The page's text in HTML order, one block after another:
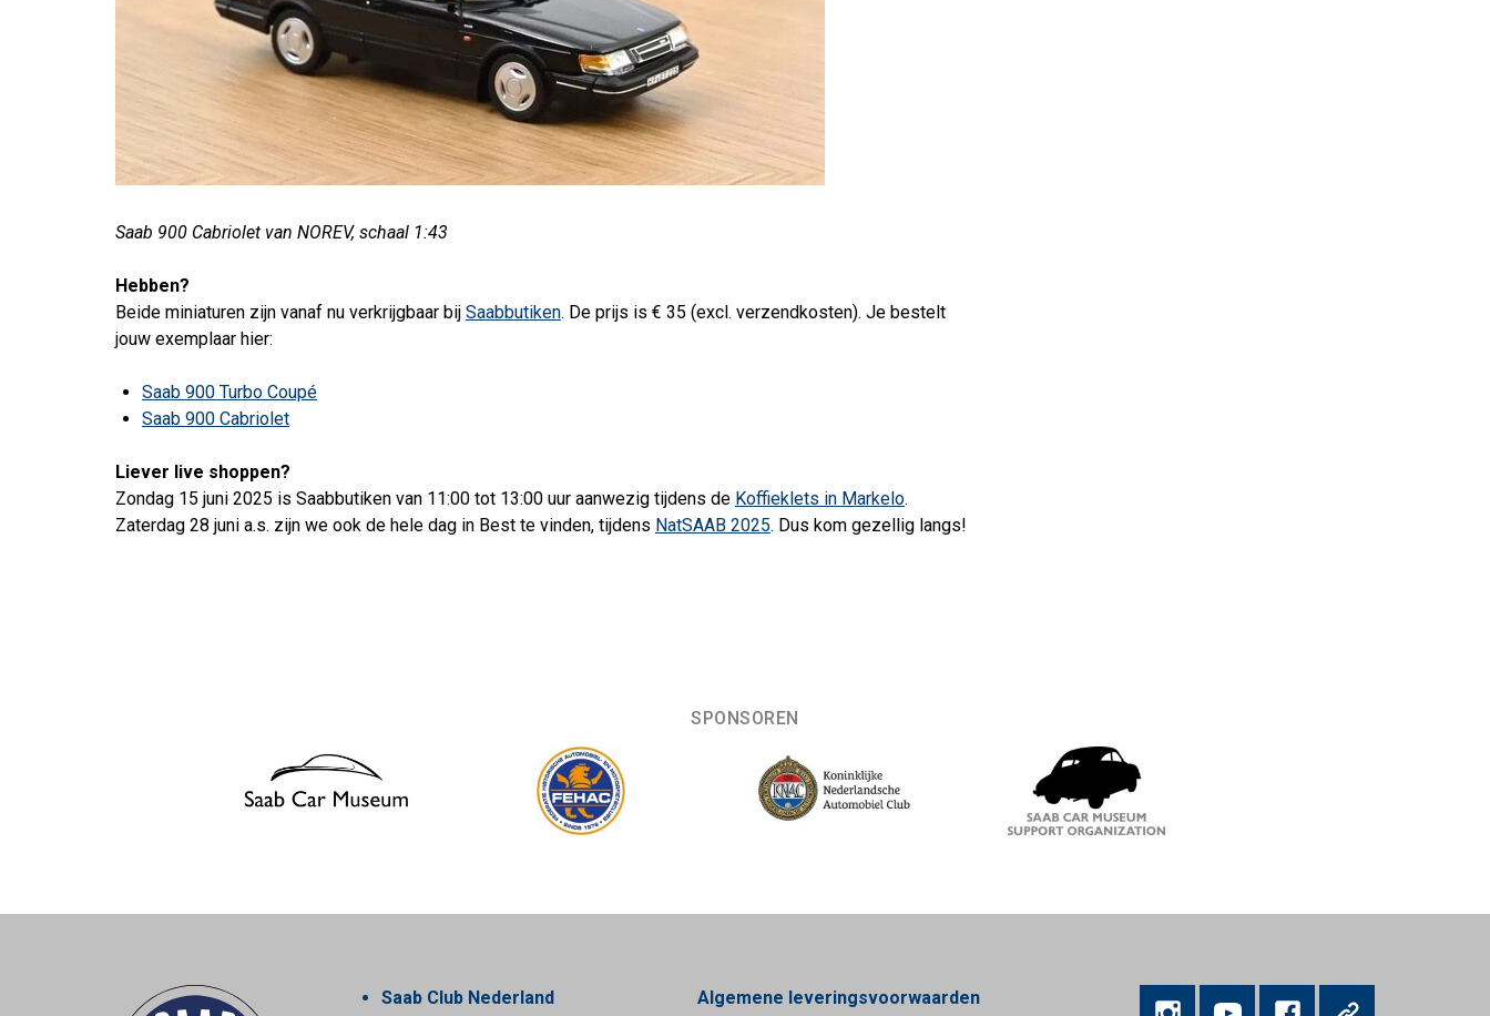
Saab 900 Cabriolet van NOREV, schaal 1:43
Hebben?
Beide miniaturen zijn vanaf nu verkrijgbaar bij Saabbutiken. De prijs is € ​​35 (excl. verzendkosten). Je bestelt
jouw exemplaar hier:
Saab 900 Turbo Coupé
Saab 900 Cabriolet
Liever live shoppen?
Zondag 15 juni 2025 is Saabbutiken van 11:00 tot 13:00 uur aanwezig tijdens de Koffieklets in Markelo.
Zaterdag 28 juni a.s. zijn we ook de hele dag in Best te vinden, tijdens NatSAAB 2025. Dus kom gezellig langs!
SPONSOREN
Saab Club Nederland
Algemene leveringsvoorwaarden